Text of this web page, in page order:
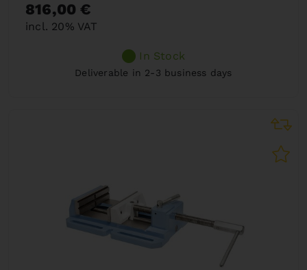
816,00 €
incl. 20% VAT
In Stock
Deliverable in 2-3 business days